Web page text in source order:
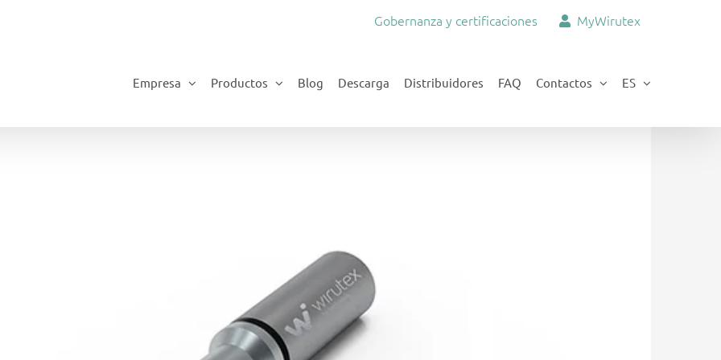
Gobernanza y certificaciones MyWirutex
Empresa Productos Blog Descarga Distribuidores FAQ Contactos ES